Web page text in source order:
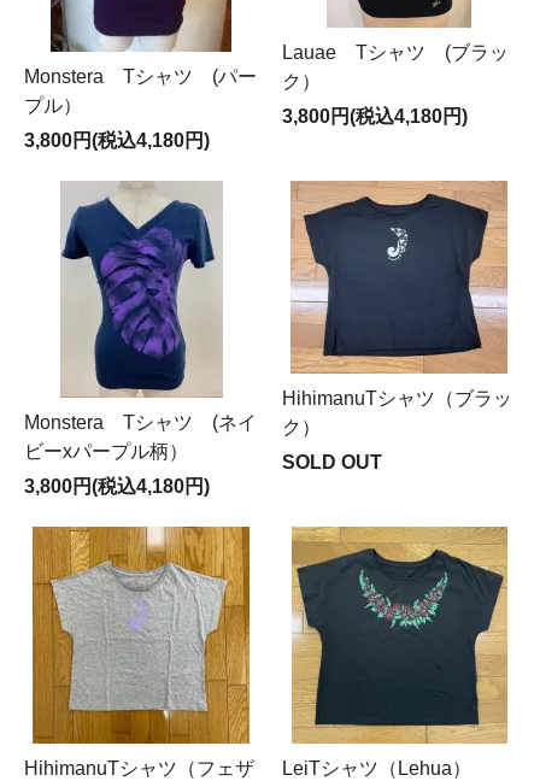
Monstera Tシャツ (パー
プル）
3,800円(税込4,180円)
Lauae Tシャツ (ブラッ
ク）
3,800円(税込4,180円)
Monstera Tシャツ (ネイ
ビーxパープル柄）
3,800円(税込4,180円)
HihimanuTシャツ（ブラッ
ク）
SOLD OUT
HihimanuTシャツ（フェザ
LeiTシャツ（Lehua）